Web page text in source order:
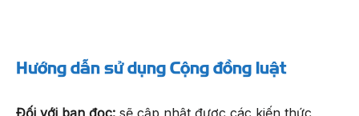
Hướng dẫn sử dụng Cộng đồng luật